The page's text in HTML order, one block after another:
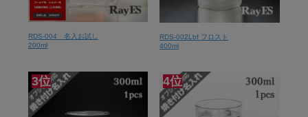
RDS-004 名入お試し
200ml
RDS-002Lbf フロスト
400ml
3位 4位